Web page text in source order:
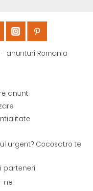
anunturi Romania
anunt
Cocosat.ro te
parteneri
ne